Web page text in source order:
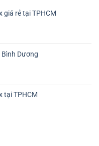
giá rẻ tại TPHCM
Dương
tại TPHCM